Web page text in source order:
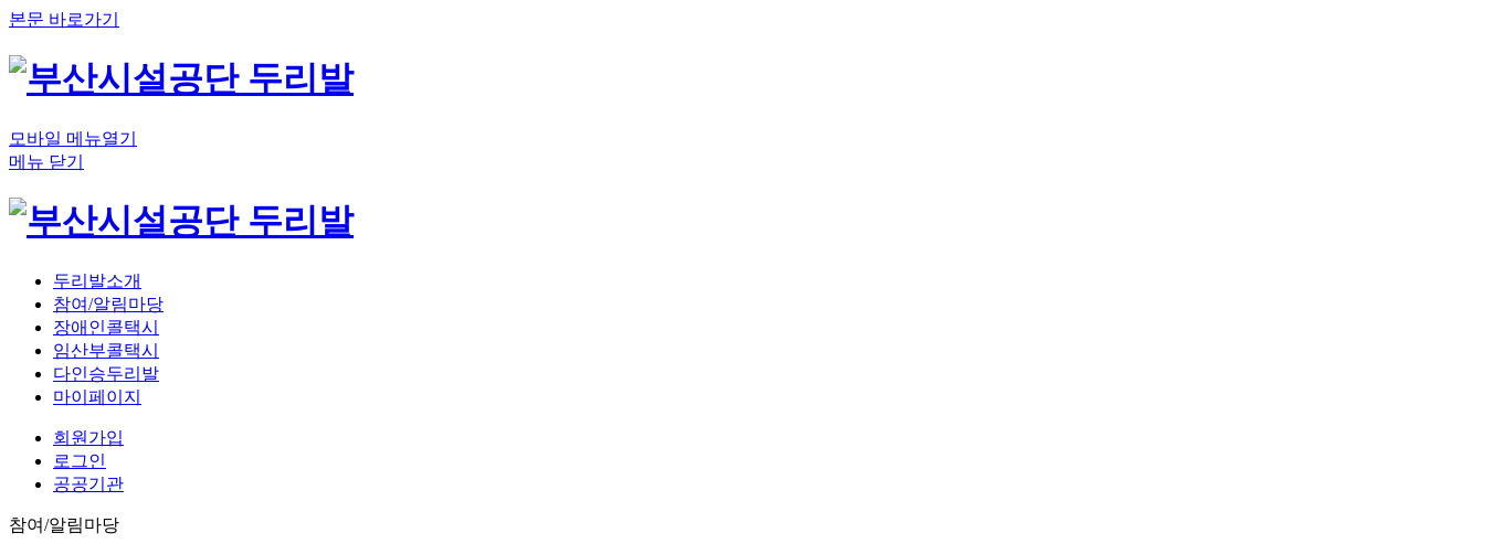
본문 바로가기
모바일 메뉴열기
메뉴 닫기
두리발소개
참여/알림마당
장애인콜택시
임산부콜택시
다인승두리발
마이페이지
회원가입
로그인
공공기관
참여/알림마당